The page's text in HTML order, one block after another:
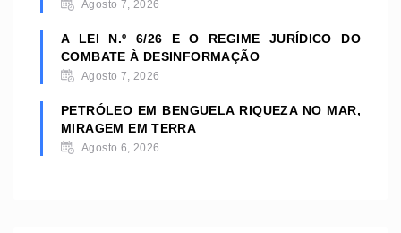
Agosto 7, 2026
A LEI N.º 6/26 E O REGIME JURÍDICO DO
COMBATE À DESINFORMAÇÃO
Agosto 7, 2026
PETRÓLEO EM BENGUELA RIQUEZA NO MAR,
MIRAGEM EM TERRA
Agosto 6, 2026